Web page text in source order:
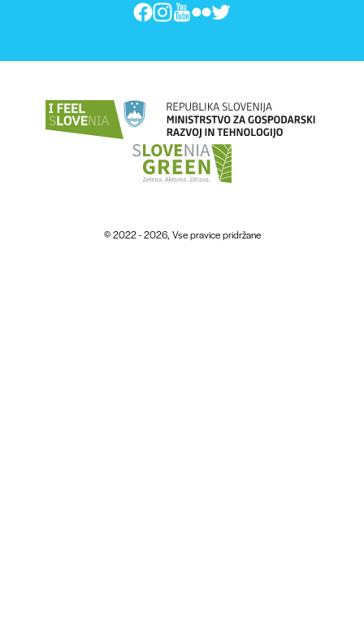
© 2022 - 2026, Vse pravice pridržane